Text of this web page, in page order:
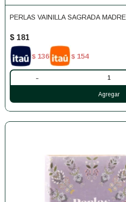
PERLAS VAINILLA SAGRADA MADRE
$ 181
$ 136 $ 154
-